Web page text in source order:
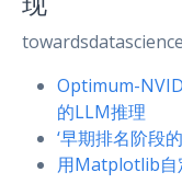
Optimum-
的LLM推理
‘早期排名阶段
用Matplotlib自